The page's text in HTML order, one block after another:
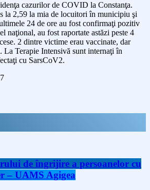
cazurilor de COVID la Constanţa.
la 2,59 la mia de locuitori în municipiu şi
24 de ore au fost confirmaţi pozitiv
naţional, au fost raportate astăzi peste 4
2 dintre victime erau vaccinate, dar
La Terapie Intensivă sunt internaţi în
cu SarsCoV2.
7
de îngrijire a persoanelor cu
– UAMS Agigea